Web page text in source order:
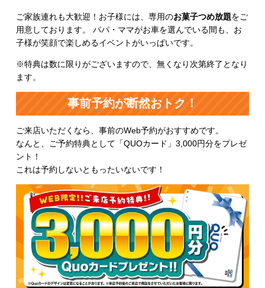
ご家族連れも大歓迎！お子様には、専用のお菓子つめ放題をご
用意しております。 パパ・ママがお車を選んでいる間も、お
子様が笑顔で楽しめるイベントがいっぱいです。
※特典は数に限りがございますので、無くなり次第終了となり
ます。
事前予約が断然おトク！
ご来店いただくなら、事前のWeb予約がおすすめです。
なんと、ご予約特典として「QUOカード」3,000円分をプレゼ
ント！
これは予約しないともったいないです！